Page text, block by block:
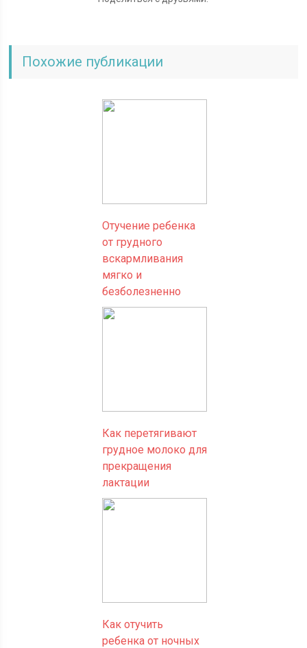
Похожие публикации
Отучение ребенка
от грудного
вскармливания
мягко и
безболезненно
Как перетягивают
грудное молоко для
прекращения
лактации
Как отучить
ребенка от ночных